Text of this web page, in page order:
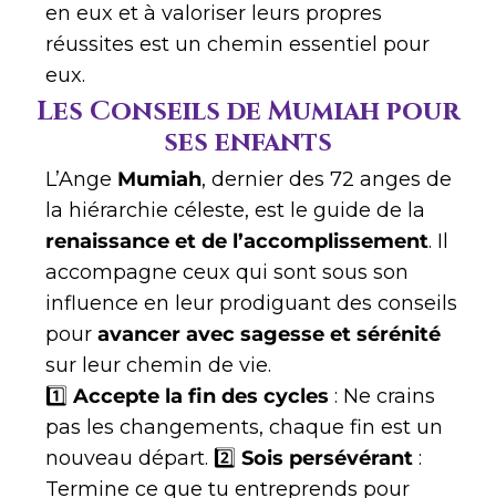
en eux et à valoriser leurs propres
réussites est un chemin essentiel pour
eux.
Les Conseils de Mumiah pour
ses enfants
L’Ange Mumiah, dernier des 72 anges de
la hiérarchie céleste, est le guide de la
renaissance et de l’accomplissement. Il
accompagne ceux qui sont sous son
influence en leur prodiguant des conseils
pour avancer avec sagesse et sérénité
sur leur chemin de vie.
1️⃣ Accepte la fin des cycles : Ne crains
pas les changements, chaque fin est un
nouveau départ. 2️⃣ Sois persévérant :
Termine ce que tu entreprends pour